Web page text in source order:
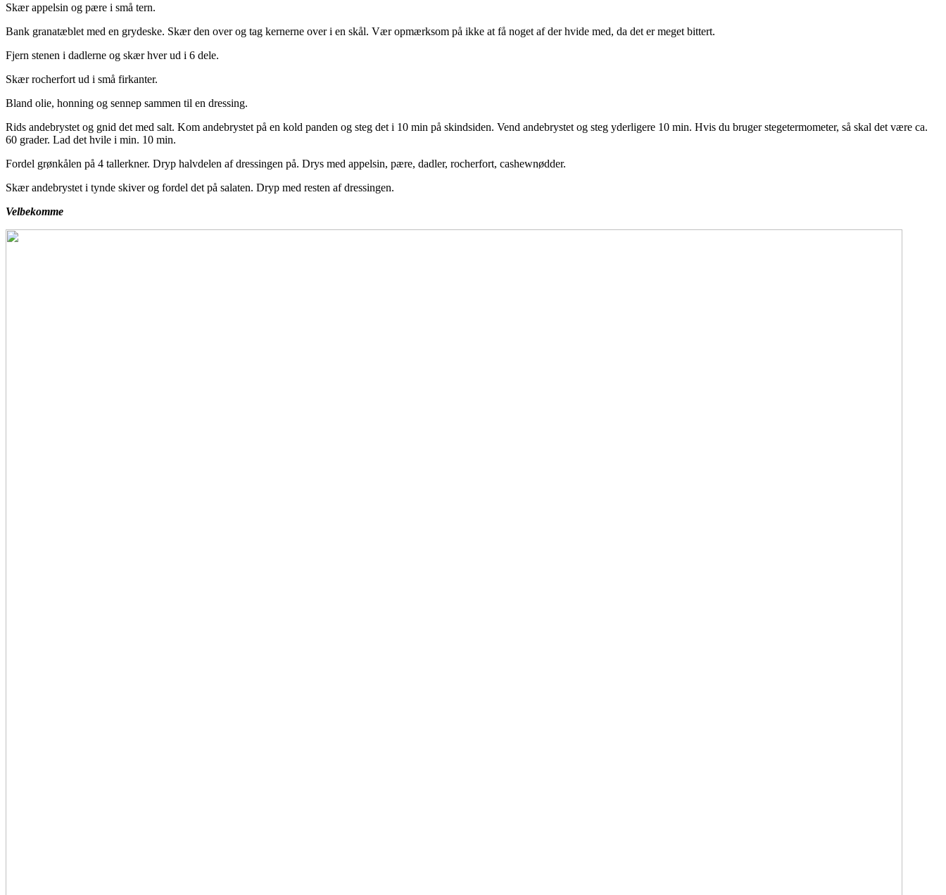
Skær appelsin og pære i små tern.
Bank granatæblet med en grydeske. Skær den over og tag kernerne over i en skål. Vær opmærksom på ikke at få noget af der hvide med, da det er meget bittert.
Fjern stenen i dadlerne og skær hver ud i 6 dele.
Skær rocherfort ud i små firkanter.
Bland olie, honning og sennep sammen til en dressing.
Rids andebrystet og gnid det med salt. Kom andebrystet på en kold panden og steg det i 10 min på skindsiden. Vend andebrystet og steg yderligere 10 min. Hvis du bruger stegetermometer, så skal det være ca.
60 grader. Lad det hvile i min. 10 min.
Fordel grønkålen på 4 tallerkner. Dryp halvdelen af dressingen på. Drys med appelsin, pære, dadler, rocherfort, cashewnødder.
Skær andebrystet i tynde skiver og fordel det på salaten. Dryp med resten af dressingen.
Velbekomme